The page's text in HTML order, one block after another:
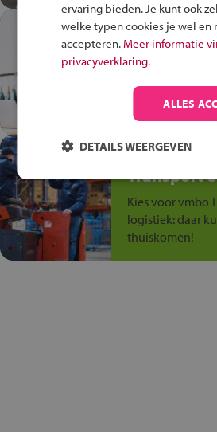
In de
plek!
op de
anders is!
Jouw talent
Transport
Kies voor vmbo
logistiek: daar
thuiskomen!
ervaring bieden. Je kunt ook
welke typen cookies je wel en
accepteren. Meer informatie
privacyverklaring.
ALLES
DETAILS WEERGEVEN